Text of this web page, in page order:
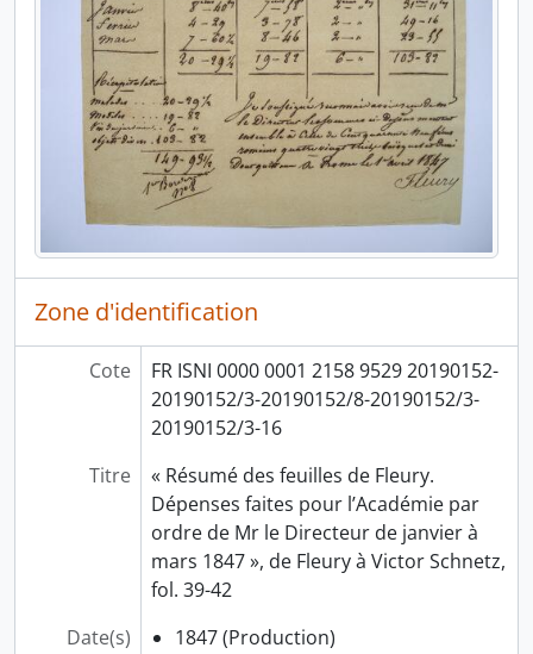
Zone d'identification
Cote
FR ISNI 0000 0001 2158 9529 20190152-
20190152/3-20190152/8-20190152/3-
20190152/3-16
Titre
« Résumé des feuilles de Fleury.
Dépenses faites pour l’Académie par
ordre de Mr le Directeur de janvier à
mars 1847 », de Fleury à Victor Schnetz,
fol. 39-42
Date(s)
1847 (Production)